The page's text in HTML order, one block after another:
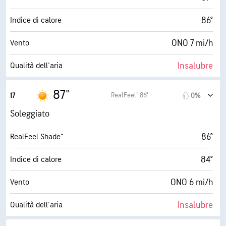
Indice di calore 86°
Vento ONO 7 mi/h
Qualità dell'aria Insalubre
Indice UV max
Raffiche
Umidità 16%
Punto di rugiada 38° F
AccuLumen Brightness Index™ 10 (Molto luminoso)
Nuvolosità 0%
17 87° RealFeel® 86° 0%
Soleggiato
RealFeel Shade™ 86°
Indice di calore 84°
Vento ONO 6 mi/h
Qualità dell'aria Insalubre